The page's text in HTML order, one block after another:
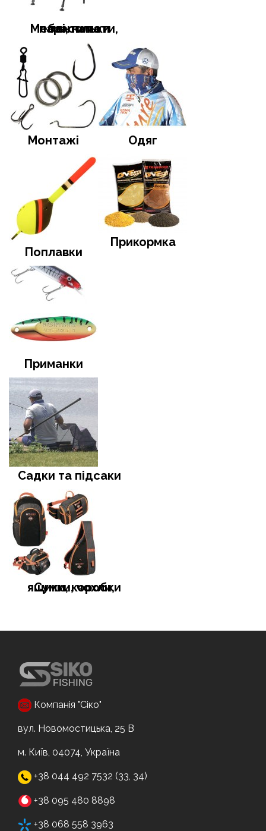
Меблі, намети, тенти та парасольки
Монтажі Одяг
Поплавки
Прикормка
Приманки
Садки та підсаки
Сумки, чохли, ящики, коробки
Компанія "Сіко"
вул. Новомостицька, 25 В
м. Київ, 04074, Україна
+38 044 492 7532 (33, 34)
+38 095 480 8898
+38 068 558 3963